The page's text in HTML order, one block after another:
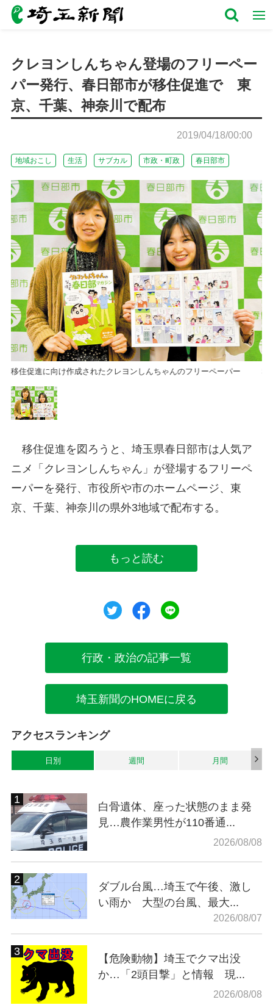
クレヨンしんちゃん登場のフリーペー
パー発行、春日部市が移住促進で 東
京、千葉、神奈川で配布
2019/04/18/00:00
地域おこし 生活 サブカル 市政・町政 春日部市
移住促進に向け作成されたクレヨンしんちゃんのフリーペーパー
移住促進を図ろうと、埼玉県春日部市は人気ア
ニメ「クレヨンしんちゃん」が登場するフリーペ
ーパーを発行、市役所や市のホームページ、東
京、千葉、神奈川の県外3地域で配布する。
もっと読む
ツイートシェア
行政・政治の記事一覧
埼玉新聞のHOMEに戻る
アクセスランキング
日別 週間 月間
白骨遺体、座った状態のまま発
見…農作業男性が110番通...
2026/08/08
ダブル台風…埼玉で午後、激し
い雨か 大型の台風、最大...
2026/08/07
【危険動物】埼玉でクマ出没
か…「2頭目撃」と情報 現...
2026/08/08